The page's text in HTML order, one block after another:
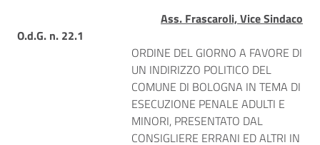
Ass. Frascaroli, Vice Sindaco
O.d.G. n. 22.1
ORDINE DEL GIORNO A FAVORE DI
UN INDIRIZZO POLITICO DEL
COMUNE DI BOLOGNA IN TEMA DI
ESECUZIONE PENALE ADULTI E
MINORI, PRESENTATO DAL
CONSIGLIERE ERRANI ED ALTRI IN